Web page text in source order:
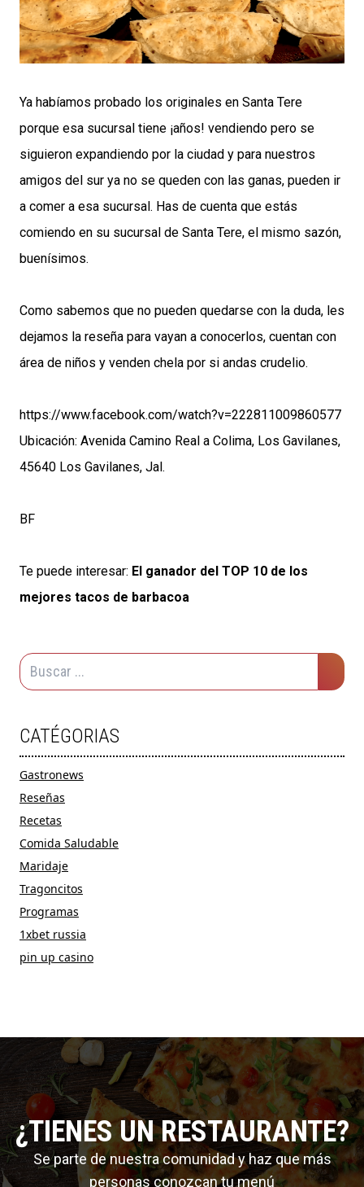
Ya habíamos probado los originales en Santa Tere
porque esa sucursal tiene ¡años! vendiendo pero se
siguieron expandiendo por la ciudad y para nuestros
amigos del sur ya no se queden con las ganas, pueden ir
a comer a esa sucursal. Has de cuenta que estás
comiendo en su sucursal de Santa Tere, el mismo sazón,
buenísimos.
Como sabemos que no pueden quedarse con la duda, les
dejamos la reseña para vayan a conocerlos, cuentan con
área de niños y venden chela por si andas crudelio.
https://www.facebook.com/watch?v=222811009860577
Ubicación: Avenida Camino Real a Colima, Los Gavilanes,
45640 Los Gavilanes, Jal.
BF
Te puede interesar: El ganador del TOP 10 de los
mejores tacos de barbacoa
CATÉGORIAS
Gastronews
Reseñas
Recetas
Comida Saludable
Maridaje
Tragoncitos
Programas
1xbet russia
pin up casino
¿TIENES UN RESTAURANTE?
Se parte de nuestra comunidad y haz que más
personas conozcan tu menú